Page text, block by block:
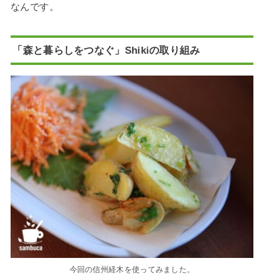
なんです。
「森と暮らしをつなぐ」Shikiの取り組み
今回の信州経木を使ってみました。